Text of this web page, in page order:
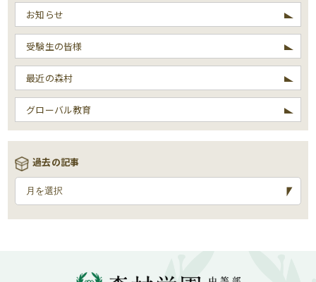
お知らせ
受験生の皆様
最近の森村
グローバル教育
過去の記事